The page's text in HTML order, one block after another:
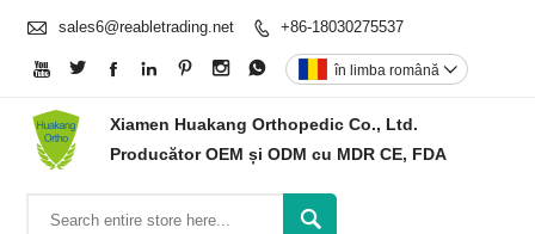
 sales6@reabletrading.net  +86-18030275537
       în limba română 
Xiamen Huakang Orthopedic Co., Ltd.
Producător OEM și ODM cu MDR CE, FDA
